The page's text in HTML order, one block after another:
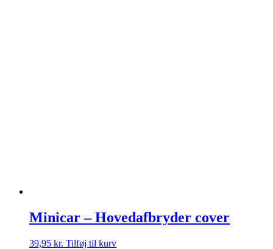
Minicar – Hovedafbryder cover
39,95 kr. Tilføj til kurv